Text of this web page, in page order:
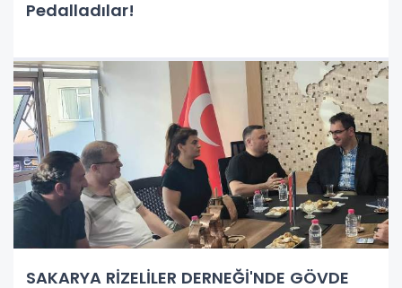
Pedalladılar!
SAKARYA RİZELİLER DERNEĞİ'NDE GÖVDE